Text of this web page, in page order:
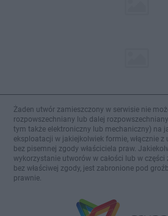
Żaden utwór zamieszczony w serwisie nie
rozpowszechniany lub dalej
tym także elektroniczny lub mechaniczny) na
eksploatacji w jakiejkolwiek formie, włącznie
bez pisemnej zgody właściciela praw.
wykorzystanie utworów w całości lub w
bez właściwej zgody, jest zabronione pod
prawnie.